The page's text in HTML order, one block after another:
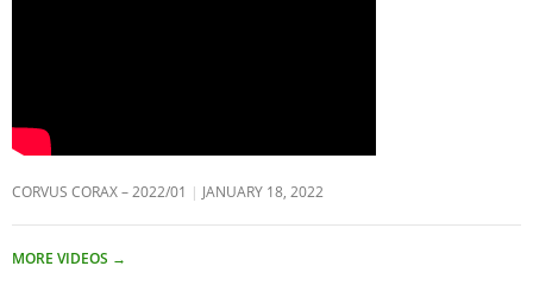
CORVUS CORAX – 2022/01 JANUARY 18, 2022
MORE VIDEOS →